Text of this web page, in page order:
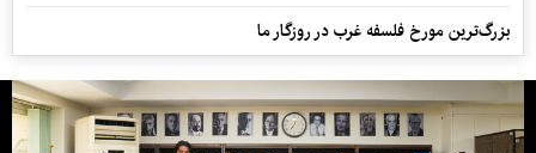
بزرگ‌ترین مورخ فلسفه غرب در روزگار ما